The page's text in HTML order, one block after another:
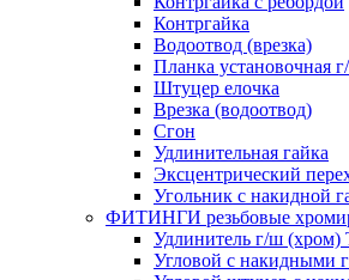
Контргайка
Водоотвод (врезка)
Планка установочная
Штуцер елочка
Врезка (водоотвод)
Сгон
Удлинительная гайка
Эксцентрический
Угольник с накидной
ФИТИНГИ резьбовые
Удлинитель г/ш (хром)
Угловой с накидными